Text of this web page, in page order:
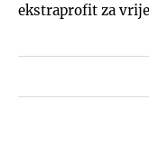
ekstraprofit za